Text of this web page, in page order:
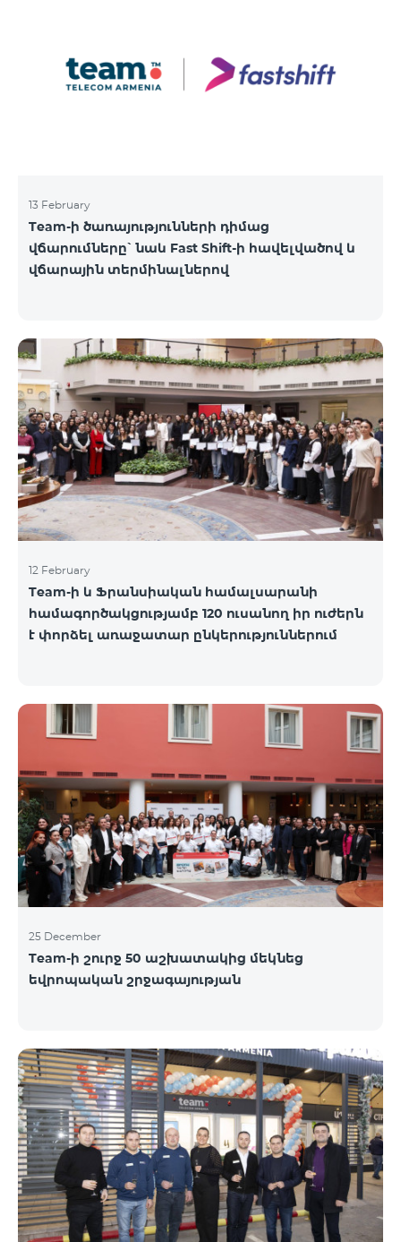
13 February
Team-ի ծառայությունների դիմաց
վճարումները՝ նաև Fast Shift-ի հավելվածով և
վճարային տերմինալներով
12 February
Team-ի և Ֆրանսիական համալսարանի
համագործակցությամբ 120 ուսանող իր ուժերն
է փորձել առաջատար ընկերություններում
25 December
Team-ի շուրջ 50 աշխատակից մեկնեց
եվրոպական շրջագայության